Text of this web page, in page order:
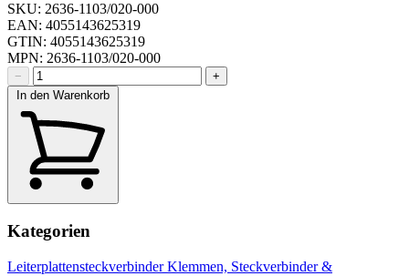
SKU: 2636-1103/020-000
EAN: 4055143625319
GTIN: 4055143625319
MPN: 2636-1103/020-000
−
+
In den Warenkorb
Kategorien
LeiterplattensteckverbinderKlemmen, Steckverbinder &